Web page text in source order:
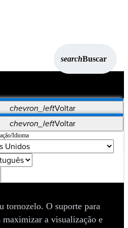
searchBuscar
chevron_leftVoltar
OrthoPedia Patient
Synergy Imaging & Resection
chevron_leftVoltar
Idioma
tornozelo. O suporte para
a visualização e
de produtos do distrator de
Distrator de tornozelo
tornozelo. O suporte para
maximizar a visualização e